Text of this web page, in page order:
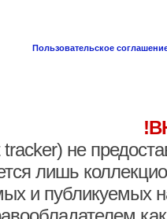
Пользовательское
не
лишь
и публикуемых